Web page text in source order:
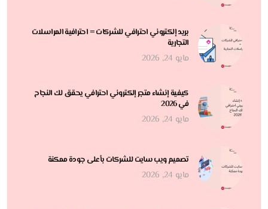
بريد إلكتروني احترافي للشركات = احترافية المراسلات
التجارية
مايو 24, 2026
كيفية إنشاء متجر إلكتروني احترافي يحقق لك النجاح
في 2026
مايو 24, 2026
تصميم ويب سايت للشركات بأعلى جودة ممكنة
مايو 24, 2026